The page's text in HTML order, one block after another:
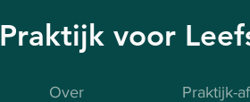
Praktijk voor
Over Praktijk-